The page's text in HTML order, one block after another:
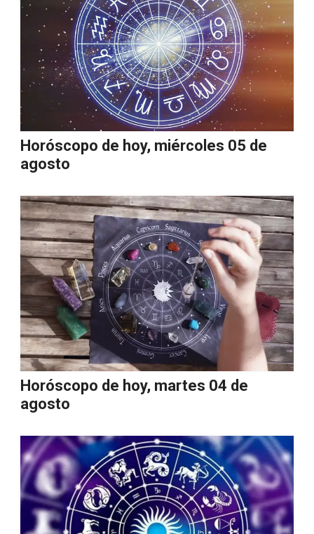
Horóscopo de hoy, miércoles 05 de
agosto
Horóscopo de hoy, martes 04 de
agosto